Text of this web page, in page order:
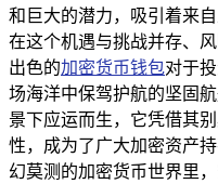
和巨大的潜力，吸引着来
在这个机遇与挑战并存、
出色的加密货币钱包对于
场海洋中保驾护航的坚固
景下应运而生，它凭借其
性，成为了广大加密资产
幻莫测的加密货币世界里